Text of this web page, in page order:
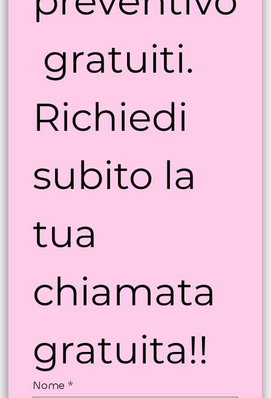
preventivo
Richiedi
subito la
tua
chiamata
gratuita!!